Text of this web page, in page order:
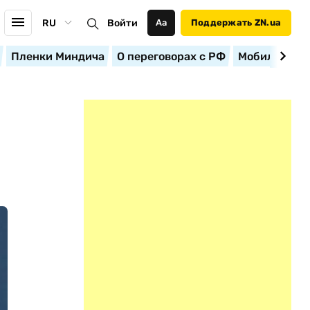
RU Войти Аа Поддержать ZN.ua
Пленки Миндича О переговорах с РФ